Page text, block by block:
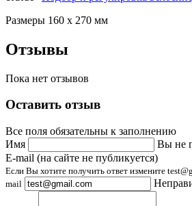
Размеры 160 х 270 мм
Отзывы
Пока нет отзывов
Оставить отзыв
Все поля обязательны к заполнению
Имя
Вы не
E-mail (на сайте не публикуется)
Если Вы хотите получить ответ измените
mail